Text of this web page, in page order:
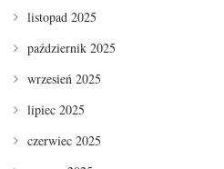
listopad 2025
październik 2025
wrzesień 2025
lipiec 2025
czerwiec 2025